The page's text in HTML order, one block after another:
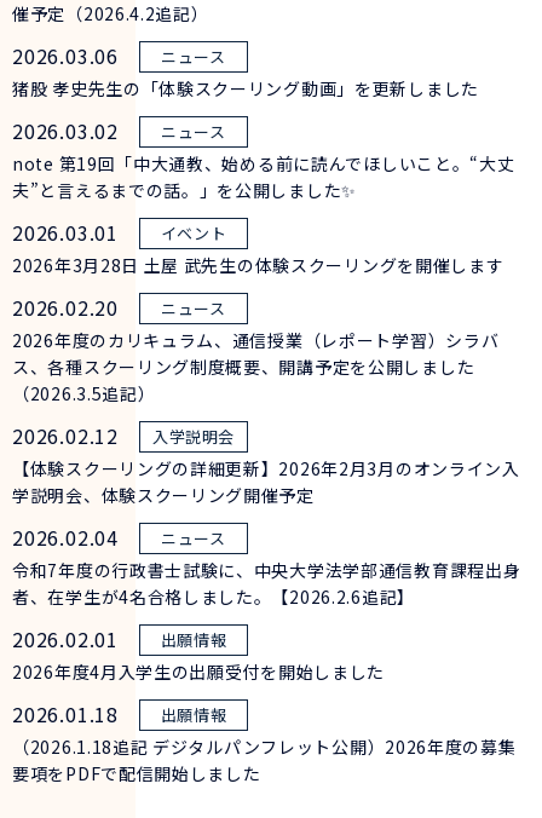
催予定（2026.4.2追記）
2026.03.06
猪股 孝史先生の「体験スクーリング動画」を更新しました
2026.03.02
note 第19回「中大通教、始める前に読んでほしいこと。“大丈
夫”と言えるまでの話。」を公開しました✨
2026.03.01
2026年3月28日 土屋 武先生の体験スクーリングを開催します
2026.02.20
2026年度のカリキュラム、通信授業（レポート学習）シラバ
ス、各種スクーリング制度概要、開講予定を公開しました
（2026.3.5追記）
2026.02.12
【体験スクーリングの詳細更新】2026年2月3月のオンライン入
学説明会、体験スクーリング開催予定
2026.02.04
令和7年度の行政書士試験に、中央大学法学部通信教育課程出身
者、在学生が4名合格しました。【2026.2.6追記】
2026.02.01
2026年度4月入学生の出願受付を開始しました
2026.01.18
（2026.1.18追記 デジタルパンフレット公開）2026年度の募集
要項をPDFで配信開始しました